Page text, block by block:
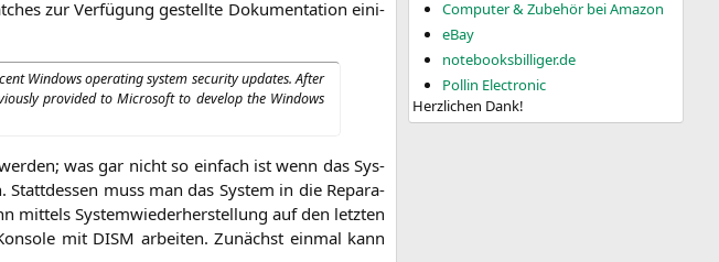
zur Ver­fü­gung gestell­te Doku­men­ta­ti­on eini­
Win­dows ope­ra­ting sys­tem secu­ri­ty updates. After
pro­vi­ded to Micro­soft to deve­lop the Win­dows
was gar nicht so ein­fach ist wenn das Sys­
muss man das Sys­tem in die Repa­ra­
mit­tels Sys­tem­wie­der­her­stel­lung auf den letz­ten
mit DISM arbei­ten. Zunächst ein­mal kann
Computer & Zubehör bei Amazon
eBay
notebooksbilliger.de
Pollin Electronic
Herzlichen Dank!